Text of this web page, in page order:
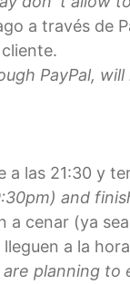
a través de
PayPal,
las 21:30 y
and
cenar (ya
a la
planning